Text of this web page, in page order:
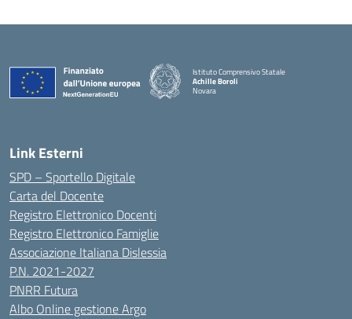
Istituto Comprensivo Statale
Achille Boroli
Novara
Link Esterni
SPD – Sportello Digitale
Carta del Docente
Registro Elettronico Docenti
Registro Elettronico Famiglie
Associazione Italiana Dislessia
P.N. 2021-2027
PNRR Futura
Albo Online gestione Argo